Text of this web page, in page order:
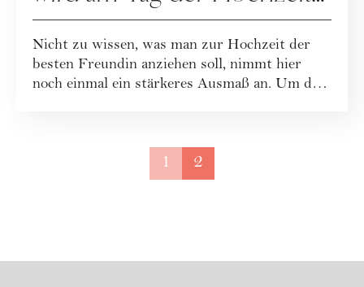
getragen?
Nicht zu wissen, was man zur Hochzeit der
besten Freundin anziehen soll, nimmt hier
noch einmal ein stärkeres Ausmaß an. Um dem
1 2